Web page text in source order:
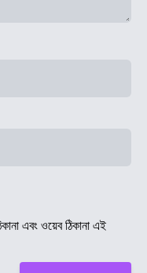
এবং ওয়েব ঠিকানা এই